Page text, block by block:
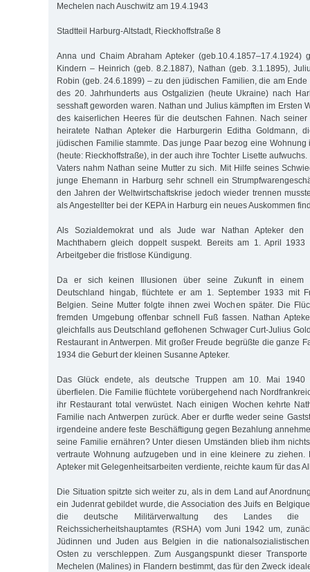
Mechelen nach Auschwitz am 19.4.1943
Stadtteil Harburg-Altstadt, Rieckhoffstraße 8
Anna und Chaim Abraham Apteker (geb.10.4.1857–17.4.1924)
Kindern – Heinrich (geb. 8.2.1887), Nathan (geb. 3.1.1895),
Robin (geb. 24.6.1899) – zu den jüdischen Familien, die am
des 20. Jahrhunderts aus Ostgalizien (heute Ukraine) nach
sesshaft geworden waren. Nathan und Julius kämpften im Ersten
des kaiserlichen Heeres für die deutschen Fahnen. Nach
heiratete Nathan Apteker die Harburgerin Editha Goldmann,
jüdischen Familie stammte. Das junge Paar bezog eine
(heute: Rieckhoffstraße), in der auch ihre Tochter Lisette
Vaters nahm Nathan seine Mutter zu sich. Mit Hilfe seines
junge Ehemann in Harburg sehr schnell ein
den Jahren der Weltwirtschaftskrise jedoch wieder trennen
als Angestellter bei der KEPA in Harburg ein neues Auskommen
Als Sozialdemokrat und als Jude war Nathan Apteker den
Machthabern gleich doppelt suspekt. Bereits am 1. April
Arbeitgeber die fristlose Kündigung.
Da er sich keinen Illusionen über seine Zukunft in einem
Deutschland hingab, flüchtete er am 1. September 1933 mit
Belgien. Seine Mutter folgte ihnen zwei Wochen später. Die
fremden Umgebung offenbar schnell Fuß fassen. Nathan
gleichfalls aus Deutschland geflohenen Schwager Curt-Julius
Restaurant in Antwerpen. Mit großer Freude begrüßte die ganze
1934 die Geburt der kleinen Susanne Apteker.
Das Glück endete, als deutsche Truppen am 10. Mai 1940
überfielen. Die Familie flüchtete vorübergehend nach
ihr Restaurant total verwüstet. Nach einigen Wochen kehrte
Familie nach Antwerpen zurück. Aber er durfte weder seine
irgendeine andere feste Beschäftigung gegen Bezahlung
seine Familie ernähren? Unter diesen Umständen blieb ihm
vertraute Wohnung aufzugeben und in eine kleinere zu ziehen.
Apteker mit Gelegenheitsarbeiten verdiente, reichte kaum für das
Die Situation spitzte sich weiter zu, als in dem Land auf
ein Judenrat gebildet wurde, die Association des Juifs en
die deutsche Militärverwaltung des Landes die
Reichssicherheitshauptamtes (RSHA) vom Juni 1942 um,
Jüdinnen und Juden aus Belgien in die
Osten zu verschleppen. Zum Ausgangspunkt dieser
Mechelen (Malines) in Flandern bestimmt, das für den Zweck